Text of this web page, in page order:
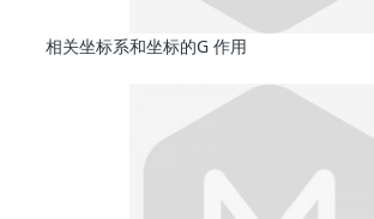
相关坐标系和坐标的G 作用